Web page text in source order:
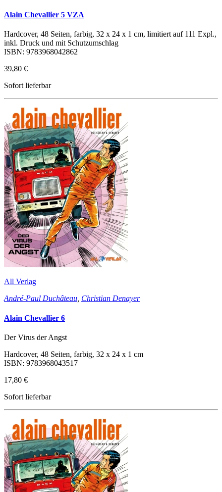
Alain Chevallier 5 VZA
Hardcover, 48 Seiten, farbig, 32 x 24 x 1 cm, limitiert auf 111 Expl.,
inkl. Druck und mit Schutzumschlag
ISBN: 9783968042862
39,80 €
Sofort lieferbar
All Verlag
André-Paul Duchâteau Christian Denayer
Alain Chevallier 6
Der Virus der Angst
Hardcover, 48 Seiten, farbig, 32 x 24 x 1 cm
ISBN: 9783968043517
17,80 €
Sofort lieferbar